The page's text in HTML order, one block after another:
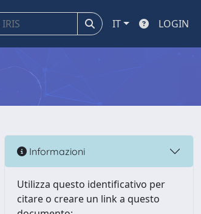
IT LOGIN
Informazioni
Utilizza questo identificativo per
citare o creare un link a questo